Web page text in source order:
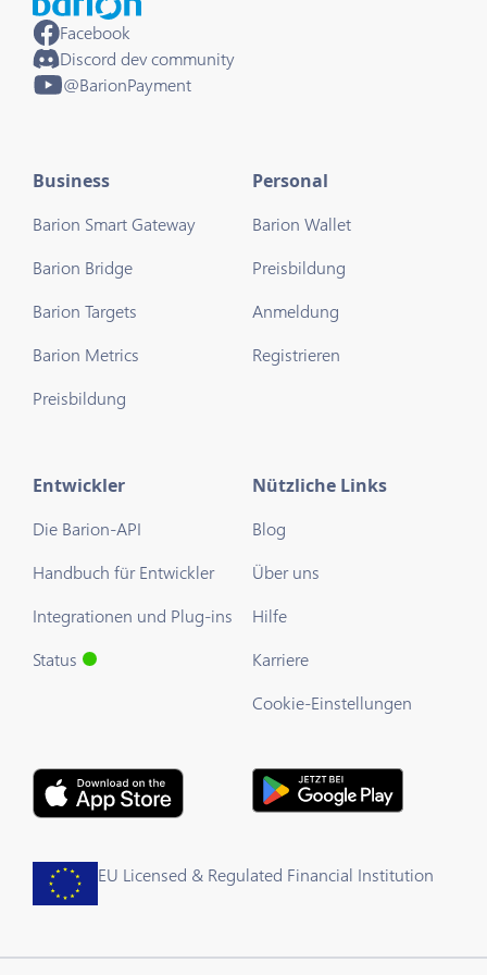
Facebook
Discord dev community
@BarionPayment
Business
Barion Smart Gateway
Barion Bridge
Barion Targets
Barion Metrics
Preisbildung
Personal
Barion Wallet
Preisbildung
Anmeldung
Registrieren
Entwickler
Die Barion-API
Handbuch für Entwickler
Integrationen und Plug-ins
Status
Nützliche Links
Blog
Über uns
Hilfe
Karriere
Cookie-Einstellungen
EU Licensed & Regulated Financial Institution